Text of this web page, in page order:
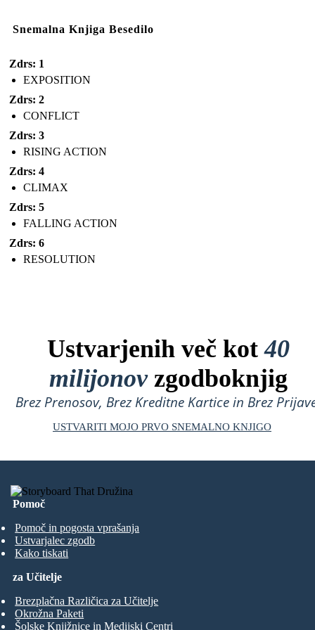
Snemalna Knjiga Besedilo
Zdrs: 1
EXPOSITION
Zdrs: 2
CONFLICT
Zdrs: 3
RISING ACTION
Zdrs: 4
CLIMAX
Zdrs: 5
FALLING ACTION
Zdrs: 6
RESOLUTION
Ustvarjenih več kot40
milijonovzgodboknjig
Brez Prenosov, Brez Kreditne Kartice in Brez
USTVARITI MOJO PRVO SNEMALNO KNJIGO
Pomoč
Pomoč in pogosta vprašanja
Ustvarjalec zgodb
Kako tiskati
za Učitelje
Brezplačna Različica za Učitelje
Okrožna Paketi
Šolske Knjižnice in Medijski Centri